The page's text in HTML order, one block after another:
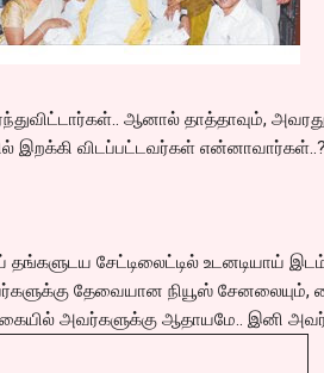
ஆனால் தாத்தாவும்,
இறக்கி விடப்பட்டவர்கள் என்னாவார்கள்..?
தங்களுடய சேட்டிலைட்டில் உடனடியாய்
தேவையான நியூஸ் சேனலையும்,
அவர்களுக்கு ஆதாயமே.. இனி